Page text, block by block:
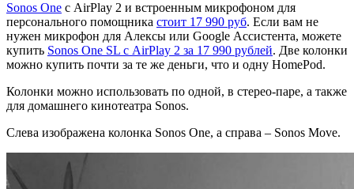
Sonos One с AirPlay 2 и встроенным микрофоном для
персонального помощника стоит 17 990 руб. Если вам не
нужен микрофон для Алексы или Google Ассистента, можете
купить Sonos One SL с AirPlay 2 за 17 990 рублей. Две колонки
можно купить почти за те же деньги, что и одну HomePod.
Колонки можно использовать по одной, в стерео-паре, а также
для домашнего кинотеатра Sonos.
Слева изображена колонка Sonos One, а справа – Sonos Move.